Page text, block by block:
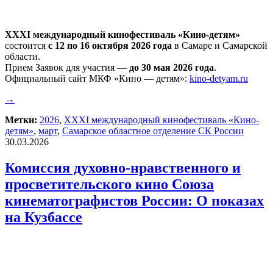
XXXI международный кинофестиваль «Кино-детям»
состоится с 12 по 16 октября 2026 года в Самаре и Самарской
области.
Прием Заявок для участия — до 30 мая 2026 года.
Официальный сайт МКФ «Кино — детям»: kino-detyam.ru
→
Метки: 2026, XXXI международный кинофестиваль «Кино-
детям», март, Самарское областное отделение СК России
30.03.2026
Комиссия духовно-нравственного и
просветительского кино Союза
кинематографистов России: О показах
на Кузбассе